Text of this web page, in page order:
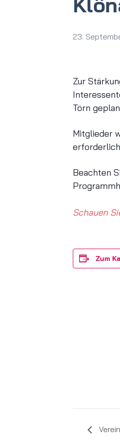
23.
Zur
Törn
Mitglieder
Beachten
Schauen
Zum